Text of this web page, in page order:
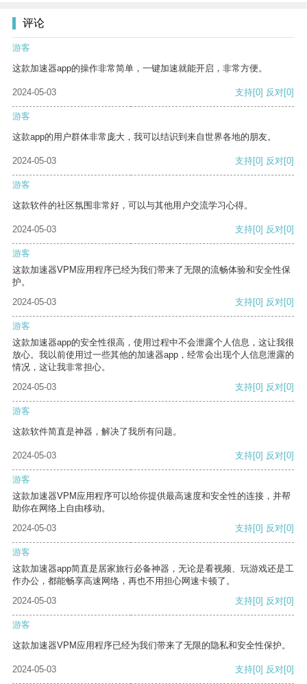
评论
游客
这款加速器app的操作非常简单，一键加速就能开启，非常方便。
2024-05-03 支持[0] 反对[0]
游客
这款app的用户群体非常庞大，我可以结识到来自世界各地的朋友。
2024-05-03 支持[0] 反对[0]
游客
这款软件的社区氛围非常好，可以与其他用户交流学习心得。
2024-05-03 支持[0] 反对[0]
游客
这款加速器VPM应用程序已经为我们带来了无限的流畅体验和安全性保
护。
2024-05-03
支持[0] 反对[0]
游客
这款加速器app的安全性很高，使用过程中不会泄露个人信息，这让我很
放心。我以前使用过一些其他的加速器app，经常会出现个人信息泄露的
情况，这让我非常担心。
2024-05-03
支持[0] 反对[0]
游客
这款软件简直是神器，解决了我所有问题。
2024-05-03 支持[0] 反对[0]
游客
这款加速器VPM应用程序可以给你提供最高速度和安全性的连接，并帮
助你在网络上自由移动。
2024-05-03
支持[0] 反对[0]
游客
这款加速器app简直是居家旅行必备神器，无论是看视频、玩游戏还是工
作办公，都能畅享高速网络，再也不用担心网速卡顿了。
2024-05-03
支持[0] 反对[0]
游客
这款加速器VPM应用程序已经为我们带来了无限的隐私和安全性保护。
2024-05-03 支持[0] 反对[0]